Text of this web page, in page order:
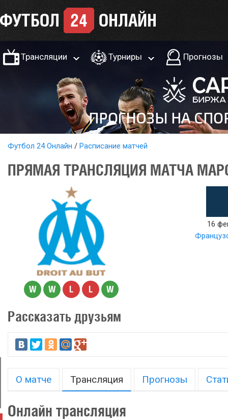
Трансляции Турниры Прогнозы
Футбол 24 Онлайн Расписание матчей
ПРЯМАЯ ТРАНСЛЯЦИЯ МАТЧА
W W L L W
16
Рассказать друзьям
О матче Трансляция Прогнозы
Онлайн трансляция